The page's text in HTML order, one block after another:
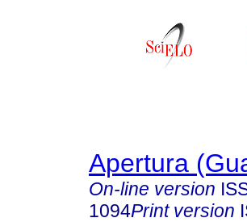
Apertura
On-line version
1094Print version